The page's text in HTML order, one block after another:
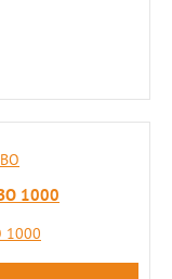
1000
1000